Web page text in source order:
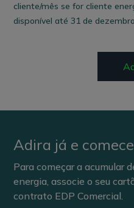
cliente/mês se for cliente
disponível até 31 de
Adira já e
Para começar a acumular
energia, associe o seu
contrato EDP Comercial.